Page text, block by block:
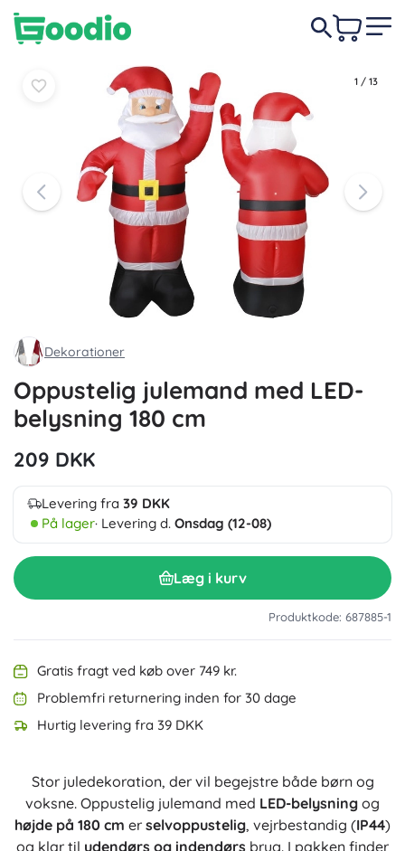
1 / 13
Dekorationer
Oppustelig julemand med LED-
belysning 180 cm
209 DKK
Levering fra 39 DKK
På lager· Levering d. Onsdag (12-08)
Læg i kurv
Produktkode: 687885-1
Gratis fragt ved køb over 749 kr.
Problemfri returnering inden for 30 dage
Hurtig levering fra 39 DKK
Stor juledekoration, der vil begejstre både børn og
voksne. Oppustelig julemand med LED-belysning og
højde på 180 cm er selvoppustelig, vejrbestandig (IP44)
og klar til udendørs og indendørs brug. I pakken finder
209 DKK
Læg i